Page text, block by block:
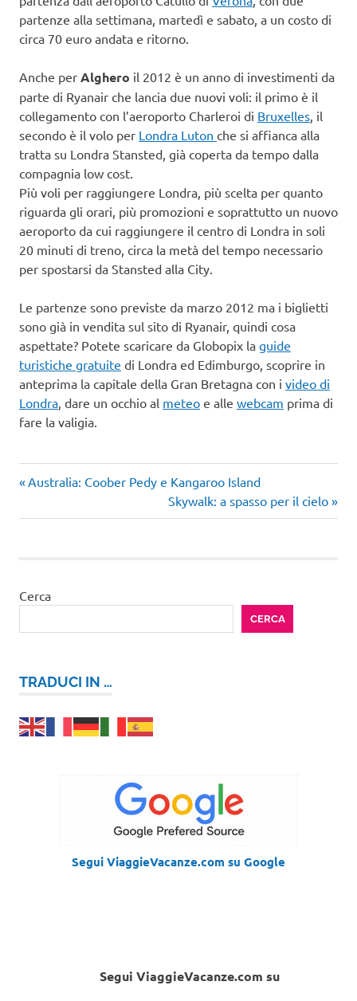
partenze alla settimana, martedì e sabato, a un costo di
circa 70 euro andata e ritorno.
Anche per Alghero il 2012 è un anno di investimenti da
parte di Ryanair che lancia due nuovi voli: il primo è il
collegamento con l’aeroporto Charleroi di Bruxelles, il
secondo è il volo per Londra Luton che si affianca alla
tratta su Londra Stansted, già coperta da tempo dalla
compagnia low cost.
Più voli per raggiungere Londra, più scelta per quanto
riguarda gli orari, più promozioni e soprattutto un nuovo
aeroporto da cui raggiungere il centro di Londra in soli
20 minuti di treno, circa la metà del tempo necessario
per spostarsi da Stansted alla City.
Le partenze sono previste da marzo 2012 ma i biglietti
sono già in vendita sul sito di Ryanair, quindi cosa
aspettate? Potete scaricare da Globopix la guide
turistiche gratuite di Londra ed Edimburgo, scoprire in
anteprima la capitale della Gran Bretagna con i video di
Londra, dare un occhio al meteo e alle webcam prima di
fare la valigia.
Navigazione
articoli
Articolo
Australia: Coober Pedy e Kangaroo Island
Articolo
successivo:
Skywalk: a spasso per il cielo
Cerca
CERCA
TRADUCI IN …
Segui ViaggieVacanze.com su Google
Segui ViaggieVacanze.com su